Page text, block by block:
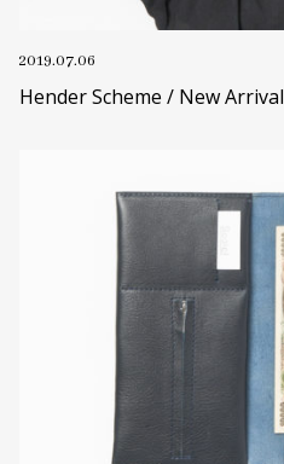
2019.07.06
Hender Scheme / New Arrival